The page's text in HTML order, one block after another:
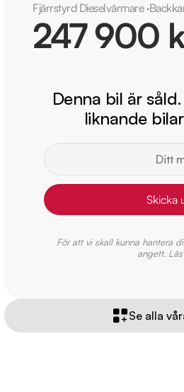
Fjärrstyrd Dieselvärmare·
247 900
Denna bil är
liknande
Skicka
För att vi skall kunna hantera
angett.
Se alla